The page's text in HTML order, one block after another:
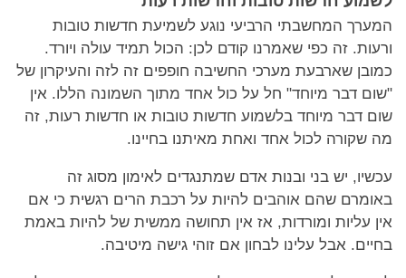
המערך המחשבתי הרביעי נוגע לשמיעת חדשות טובות
ורעות. זה כפי שאמרנו קודם לכן: הכול תמיד עולה ויורד.
כמובן שארבעת מערכי החשיבה חופפים זה לזה והעיקרון של
"שום דבר מיוחד" חל על כול אחד מתוך השמונה הללו. אין
שום דבר מיוחד בלשמוע חדשות טובות או חדשות רעות, זה
מה שקורה לכול אחד ואחת מאיתנו בחיינו.
עכשיו, יש בני ובנות אדם שמתנגדים לאימון מסוג זה
באומרם שהם אוהבים להיות על רכבת הרים רגשית כי אם
אין עליות ומורדות, אז אין תחושה ממשית של להיות באמת
בחיים. אבל עלינו לבחון אם זוהי גישה מיטיבה.